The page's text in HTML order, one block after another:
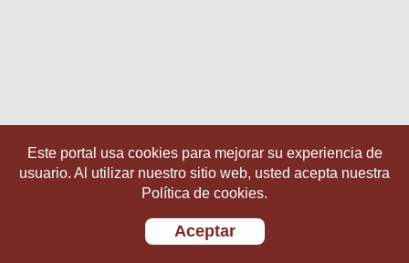
Este portal usa cookies para mejorar su experiencia de
usuario. Al utilizar nuestro sitio web, usted acepta nuestra
Política de cookies.
Aceptar